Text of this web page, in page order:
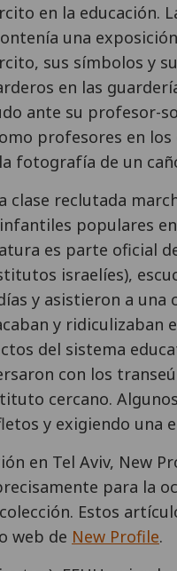
en la educación.
una
sus símbolos y
en las
ante su profesor-
profesores en
fotografía de un
clase reclutada
populares
es parte oficial
israelíes),
y asistieron a una
y
del sistema
con los
cercano.
y exigiendo una
en Tel Aviv, New
para la
Estos
web de New Profile.